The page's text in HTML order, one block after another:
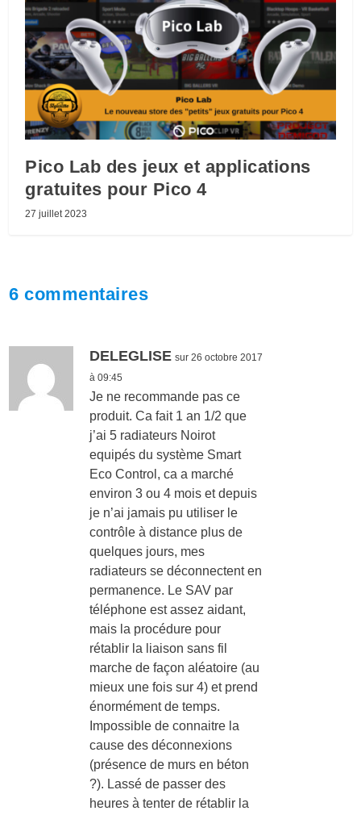
Pico Lab des jeux et applications
gratuites pour Pico 4
27 juillet 2023
6 commentaires
DELEGLISE sur 26 octobre 2017
à 09:45
Je ne recommande pas ce
produit. Ca fait 1 an 1/2 que
j’ai 5 radiateurs Noirot
equipés du système Smart
Eco Control, ca a marché
environ 3 ou 4 mois et depuis
je n’ai jamais pu utiliser le
contrôle à distance plus de
quelques jours, mes
radiateurs se déconnectent en
permanence. Le SAV par
téléphone est assez aidant,
mais la procédure pour
rétablir la liaison sans fil
marche de façon aléatoire (au
mieux une fois sur 4) et prend
énormément de temps.
Impossible de connaitre la
cause des déconnexions
(présence de murs en béton
?). Lassé de passer des
heures à tenter de rétablir la